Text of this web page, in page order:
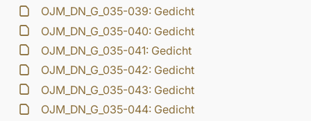
OJM_DN_G_035-039: Gedicht
OJM_DN_G_035-040: Gedicht
OJM_DN_G_035-041: Gedicht
OJM_DN_G_035-042: Gedicht
OJM_DN_G_035-043: Gedicht
OJM_DN_G_035-044: Gedicht